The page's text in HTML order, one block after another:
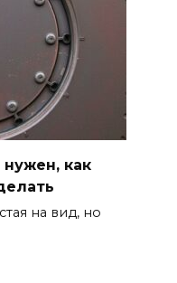
нужен, как
на вид, но